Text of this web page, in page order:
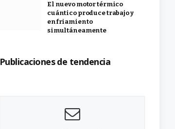
El nuevo motor térmico
cuántico produce trabajo y
enfriamiento
simultáneamente
Publicaciones de tendencia